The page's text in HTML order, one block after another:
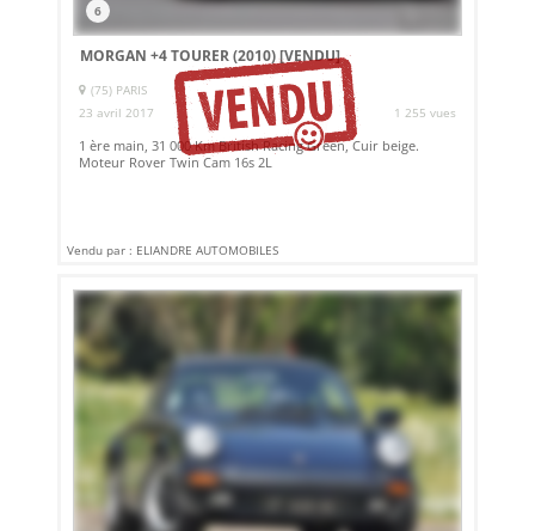
6
MORGAN +4 TOURER (2010)[VENDU]
(75) PARIS
23 avril 2017
1 255 vues
1 ère main, 31 000 Km British Racing Green, Cuir beige.
Moteur Rover Twin Cam 16s 2L
Vendu par : ELIANDRE AUTOMOBILES